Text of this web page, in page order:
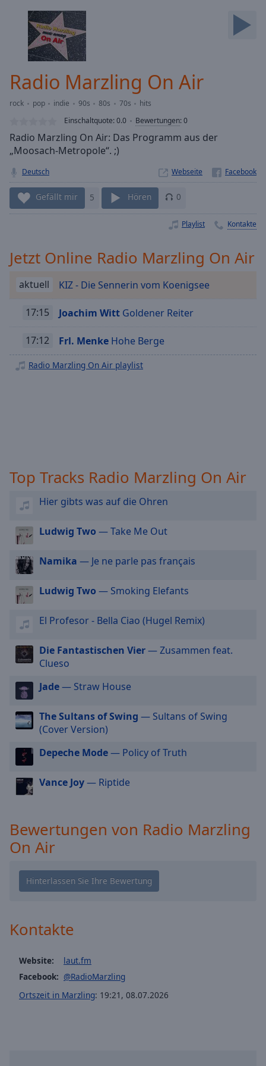
Forward
Current
Loaded :
Stream
TypeLIVE
live,
currently
behind
LIVE
Remaining
1x
Rate
Chapters
Descriptions
opens
subtitles
settings
subtitles
off
selected
Audio
Track
Picture
modal
Beginning
dialog
Escape
and
close
the
Opacity
Color
Radio Marzling On Air
rock pop indie 90s 80s 70s
hits
Einschaltquote:0.0 Bewertungen:0
Radio Marzling On Air: Das Programm aus der
„Moosach-Metropole“. ;)
Deutsch Webseite
Gefällt mir 5 Hören 0
Playlist Kontakte
Jetzt Online Radio Marzling On Air
aktuell KIZ - Die Sennerin vom Koenigsee
17:15 Joachim Witt Goldener Reiter
17:12 Frl. Menke Hohe Berge
Radio Marzling On Air playlist
Top Tracks Radio Marzling On Air
Hier gibts was auf die Ohren
Ludwig Two — Take Me Out
Namika — Je ne parle pas français
Ludwig Two — Smoking Elefants
El Profesor - Bella Ciao (Hugel Remix)
Die Fantastischen Vier— Zusammen feat.
Clueso
Jade— Straw House
The Sultans of Swing — Sultans of Swing
(Cover Version)
Depeche Mode— Policy of Truth
Vance Joy— Riptide
Bewertungen von Radio Marzling
On Air
Kontakte
Website:
laut.fm
Facebook: @RadioMarzling
Ortszeit in Marzling: 19:21 , 08.07.2026